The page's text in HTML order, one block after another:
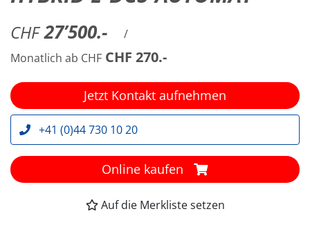
CHF 27’500.-
/
Monatlich ab CHF CHF 270.-
Jetzt Kontakt aufnehmen
+41 (0)44 730 10 20
Online kaufen
Auf die Merkliste setzen